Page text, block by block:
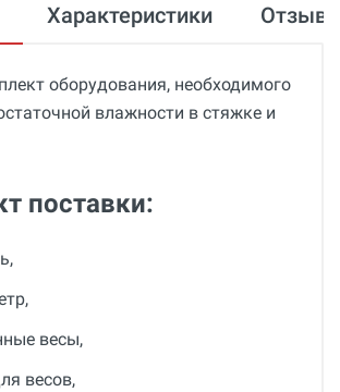
Характеристики
оборудования, необходимого
влажности в стяжке и
поставки:
весы,
весов,